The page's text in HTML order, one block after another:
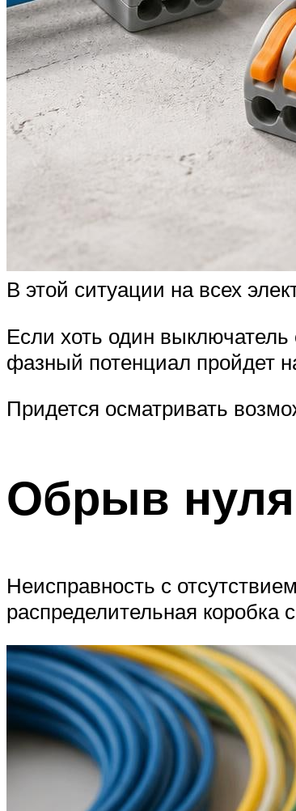
В этой ситуации на всех
Если хоть один
фазный потенциал пройдет
Придется осматривать
Обрыв нуля
Неисправность с
распределительная коробка